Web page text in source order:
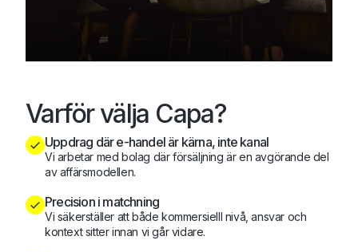
Varför välja Capa?
Uppdrag där e-handel är kärna, inte kanal
Vi arbetar med bolag där försäljning är en avgörande del
av affärsmodellen.
Precision i matchning
Vi säkerställer att både kommersielll nivå, ansvar och
kontext sitter innan vi går vidare.